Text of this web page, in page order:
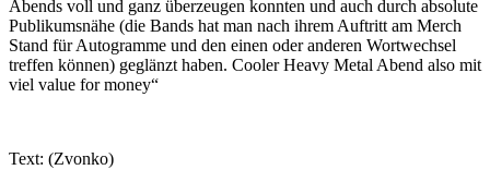
Abends voll und ganz überzeugen konnten und auch durch absolute
Publikumsnähe (die Bands hat man nach ihrem Auftritt am Merch
Stand für Autogramme und den einen oder anderen Wortwechsel
treffen können) geglänzt haben. Cooler Heavy Metal Abend also mit
viel value for money“
Text: (Zvonko)